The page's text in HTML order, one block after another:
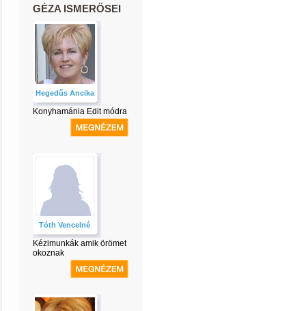
GÉZA ISMERŐSEI
Hegedűs Ancika
Konyhamánia Edit módra
Tóth Vencelné
Kézimunkák amik örömet
okoznak